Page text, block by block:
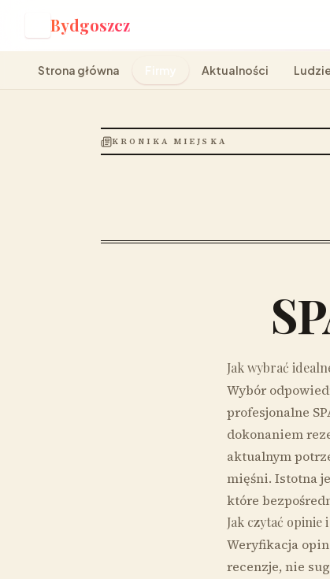
Bydgoszcz
Strona główna Firmy Aktualności
KRONIKA MIEJSKA
Jak wybrać
Wybór
profesjonalne
dokonaniem
aktualnym
mięśni. Istotna
które
Jak czytać opinie
Weryfikacja
recenzje, nie